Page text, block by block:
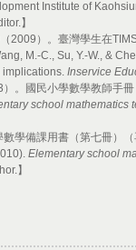
Institute of
】
2009）。臺灣學生在
M.-C., Su, Y.-W., &
implications.Inservice
。國民小學數學教師手冊
school mathematics
學備課用書（第七冊）（
Elementary school
】